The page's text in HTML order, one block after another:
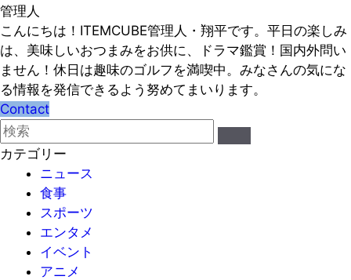
管理人
こんにちは！ITEMCUBE管理人・翔平です。平日の楽しみ
は、美味しいおつまみをお供に、ドラマ鑑賞！国内外問い
ません！休日は趣味のゴルフを満喫中。みなさんの気にな
る情報を発信できるよう努めてまいります。
Contact
カテゴリー
ニュース
食事
スポーツ
エンタメ
イベント
アニメ